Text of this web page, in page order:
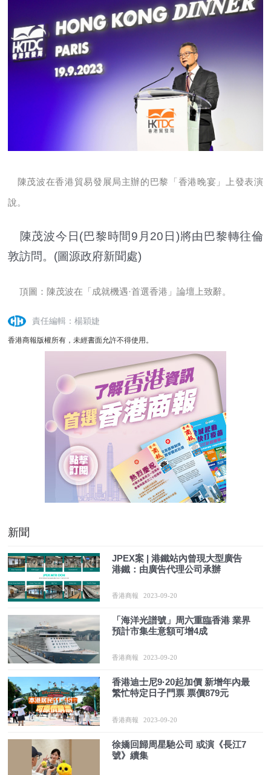
陳茂波在香港貿易發展局主辦的巴黎「香港晚宴」上發表演
說。
陳茂波今日(巴黎時間9月20日)將由巴黎轉往倫
敦訪問。(圖源政府新聞處)
頂圖： 陳茂波在「成就機遇·首選香港」論壇上致辭。
責任編輯：楊穎婕
香港商報版權所有，未經書面允許不得使用。
新聞
JPEX案 | 港鐵站內曾現大型廣告
港鐵：由廣告代理公司承辦
香港商報 2023-09-20
「海洋光譜號」周六重臨香港 業界
預計市集生意額可增4成
香港商報 2023-09-20
香港迪士尼9·20起加價 新增年內最
繁忙特定日子門票 票價879元
香港商報 2023-09-20
徐嬌回歸周星馳公司 或演《長江7
號》續集